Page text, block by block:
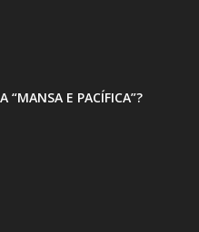
“MANSA E PACÍFICA”?